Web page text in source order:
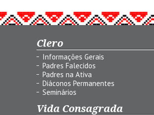
Clero
Informações Gerais
Padres Falecidos
Padres na Ativa
Diáconos Permanentes
Seminários
Vida Consagrada